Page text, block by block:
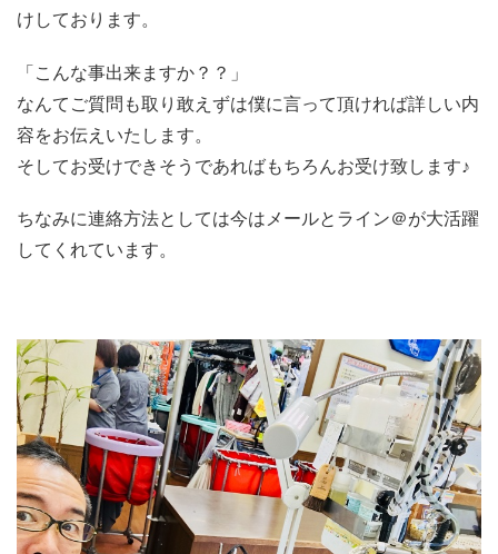
けしております。
「こんな事出来ますか？？」
なんてご質問も取り敢えずは僕に言って頂ければ詳しい内
容をお伝えいたします。
そしてお受けできそうであればもちろんお受け致します♪
ちなみに連絡方法としては今はメールとライン＠が大活躍
してくれています。